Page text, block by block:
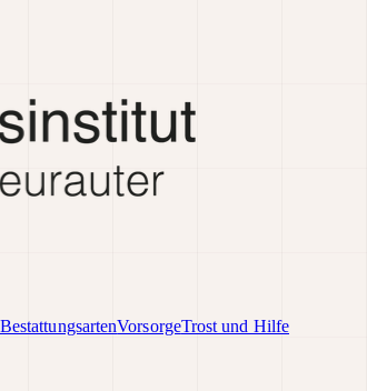
BestattungsartenVorsorgeTrost und Hilfe